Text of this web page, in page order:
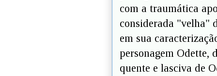
com a traumática
considerada "velha"
em sua
personagem Odette,
quente e lasciva de